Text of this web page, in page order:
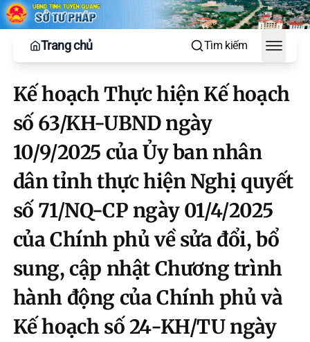
Trang chủ Tìm kiếm
Toggle
Kế hoạch Thực hiện Kế hoạch
số 63/KH-UBND ngày
10/9/2025 của Ủy ban nhân
dân tỉnh thực hiện Nghị quyết
số 71/NQ-CP ngày 01/4/2025
của Chính phủ về sửa đổi, bổ
sung, cập nhật Chương trình
hành động của Chính phủ và
Kế hoạch số 24-KH/TU ngày